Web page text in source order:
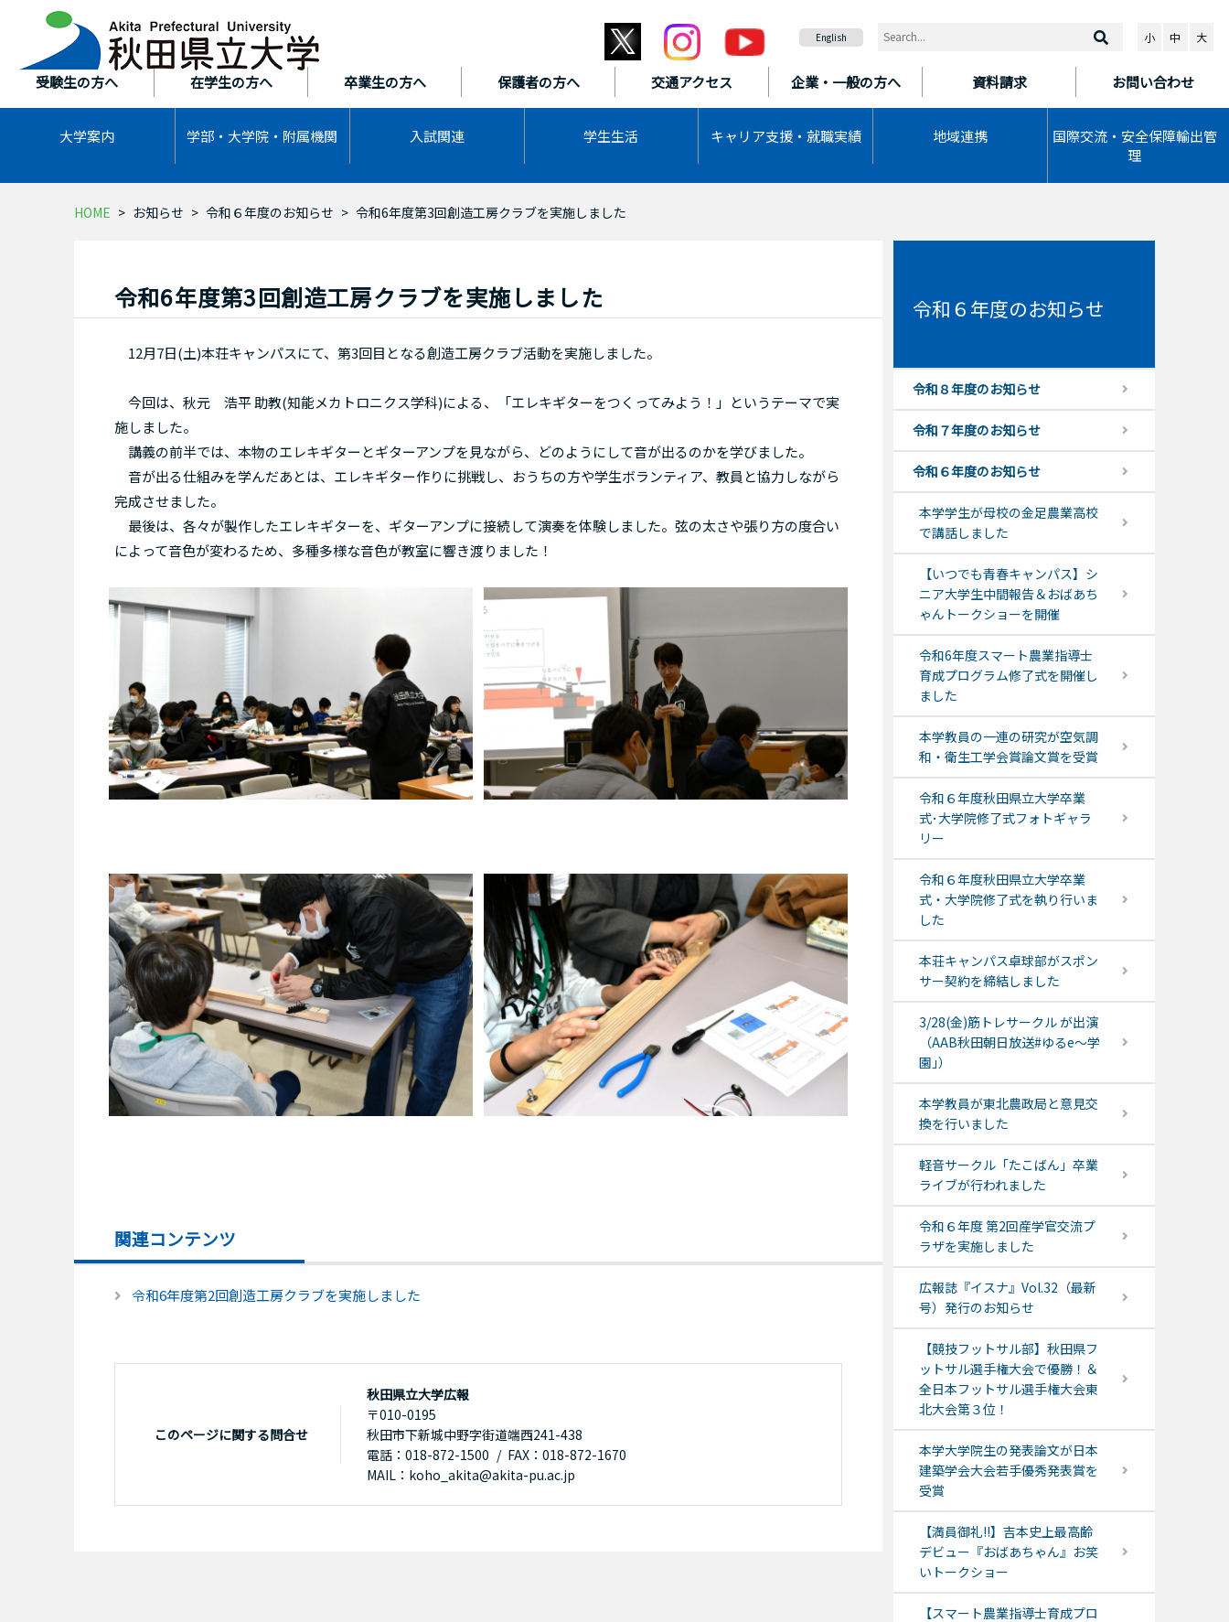
受験生の方へ 在学生の方へ 卒業生の方へ 保護者の方へ 交通アクセス 企業・一般の方へ 資料請求 お問い合わせ
大学案内 学部・大学院・ 附属機関 入試関連 学生生活 キャリア支援・ 就職実績 地域連携
国際交流・安全保障輸出管
理
English 小 中 大
HOME お知らせ 令和６年度のお知らせ 令和6年度第3回創造工房クラブを実施しました
令和6年度第3回創造工房クラブを実施しました
12月7日(土)本荘キャンパスにて、第3回目となる創造工房クラブ活動を実施しました。
今回は、秋元 浩平 助教(知能メカトロニクス学科)による、「エレキギターをつくってみよう！」というテーマで実
施しました。
講義の前半では、本物のエレキギターとギターアンプを見ながら、どのようにして音が出るのかを学びました。
音が出る仕組みを学んだあとは、エレキギター作りに挑戦し、おうちの方や学生ボランティア、教員と協力しながら
完成させました。
最後は、各々が製作したエレキギターを、ギターアンプに接続して演奏を体験しました。弦の太さや張り方の度合い
によって音色が変わるため、多種多様な音色が教室に響き渡りました！
関連コンテンツ
令和6年度第2回創造工房クラブを実施しました
このページに関する問合せ
秋田県立大学広報
〒010-0195
秋田市下新城中野字街道端西241-438
電話：018-872-1500
FAX：018-872-1670
MAIL：koho_akita@akita-pu.ac.jp
令和６年度のお知らせ
令和８年度のお知らせ
令和７年度のお知らせ
令和６年度のお知らせ
本学学生が母校の金足農業高校
で講話しました
【いつでも青春キャンパス】シ
ニア大学生中間報告＆おばあち
ゃんトークショーを開催
令和6年度スマート農業指導士
育成プログラム修了式を開催し
ました
本学教員の一連の研究が空気調
和・衛生工学会賞論文賞を受賞
令和６年度秋田県立大学卒業
式･大学院修了式フォトギャラ
リー
令和６年度秋田県立大学卒業
式・大学院修了式を執り行いま
した
本荘キャンパス卓球部がスポン
サー契約を締結しました
3/28(金)筋トレサークル が出演
（AAB秋田朝日放送#ゆるe〜学
園｣）
本学教員が東北農政局と意見交
換を行いました
軽音サークル「たこばん」卒業
ライブが行われました
令和６年度 第2回産学官交流プ
ラザを実施しました
広報誌『イスナ』Vol.32（最新
号）発行のお知らせ
【競技フットサル部】秋田県フ
ットサル選手権大会で優勝！＆
全日本フットサル選手権大会東
北大会第３位！
本学大学院生の発表論文が日本
建築学会大会若手優秀発表賞を
受賞
【満員御礼!!】吉本史上最高齢
デビュー『おばあちゃん』お笑
いトークショー
【スマート農業指導士育成プロ